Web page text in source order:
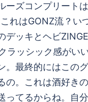
ズコンプリート
れはGONZ流？
ッキとヘビ
ッシック感がい
最終的にはこの
。これは酒好き
てるからね。自